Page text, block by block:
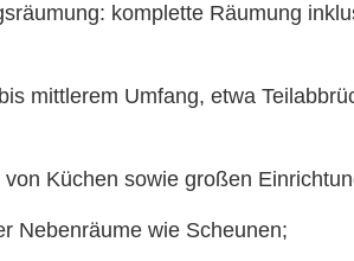
komplette Räumung
mittlerem Umfang, etwa
Küchen sowie großen
Nebenräume wie Scheunen;